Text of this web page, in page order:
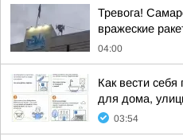
Тревога!
вражеские
04:00
Как вести
для дома,
03:54